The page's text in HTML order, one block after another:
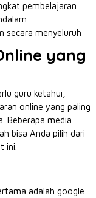
pembelajaran
secara menyeluruh
yang
guru ketahui,
online yang paling
Beberapa media
bisa Anda pilih dari
ini.
adalah google